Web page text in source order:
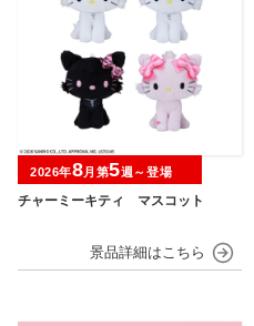
チャーミーキティ マスコット
2026年8月第5週～登場